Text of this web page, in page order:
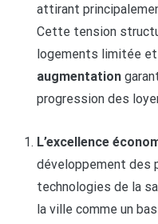
attirant
Cette tension
logements limitée et
augmentation
progression des
L’excellence
développement des
technologies de la
la ville comme un